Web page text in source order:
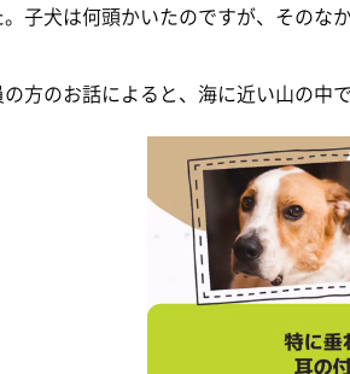
。子犬は何頭かいたのですが、そのな
方のお話によると、海に近い山の中